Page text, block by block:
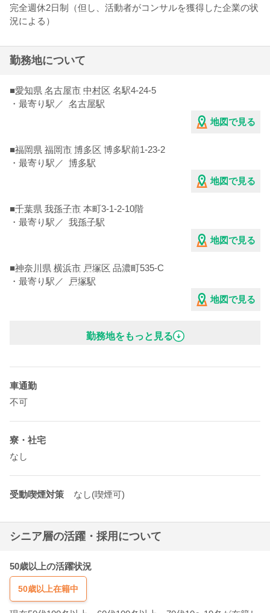
完全週休2日制（但し、活動者がコンサルを獲得した企業の状
況による）
勤務地について
■愛知県 名古屋市 中村区 名駅4-24-5
・最寄り駅／ 名古屋駅
地図で見る
■福岡県 福岡市 博多区 博多駅前1-23-2
・最寄り駅／ 博多駅
地図で見る
■千葉県 我孫子市 本町3-1-2-10階
・最寄り駅／ 我孫子駅
地図で見る
■神奈川県 横浜市 戸塚区 品濃町535-C
・最寄り駅／
戸塚駅
地図で見る
勤務地をもっと見る
元町駅
車通勤
不可
寮・社宅
なし
受動喫煙対策 なし(喫煙可)
シニア層の活躍・採用について
50歳以上の活躍状況
50歳以上在籍中